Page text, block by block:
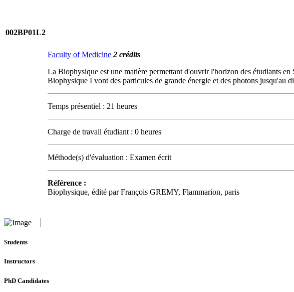
002BP01L2
Faculty of Medicine 2 crédits
La Biophysique est une matière permettant d'ouvrir l'horizon des étudiants
Biophysique I vont des particules de grande énergie et des photons jusqu'au
Temps présentiel : 21 heures
Charge de travail étudiant : 0 heures
Méthode(s) d'évaluation : Examen écrit
Référence :
Biophysique, édité par François GREMY, Flammarion, paris
Students
Instructors
PhD Candidates